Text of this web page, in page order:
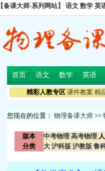
【备课大师-系列网站】 语文 数学 英
首页 语文 数学 英语
精彩人教专区 课件教案 精
您现在的位置： 物理备课大师 >>
版本
分类
中考物理 高考物理
大 沪科版 沪教版 鲁